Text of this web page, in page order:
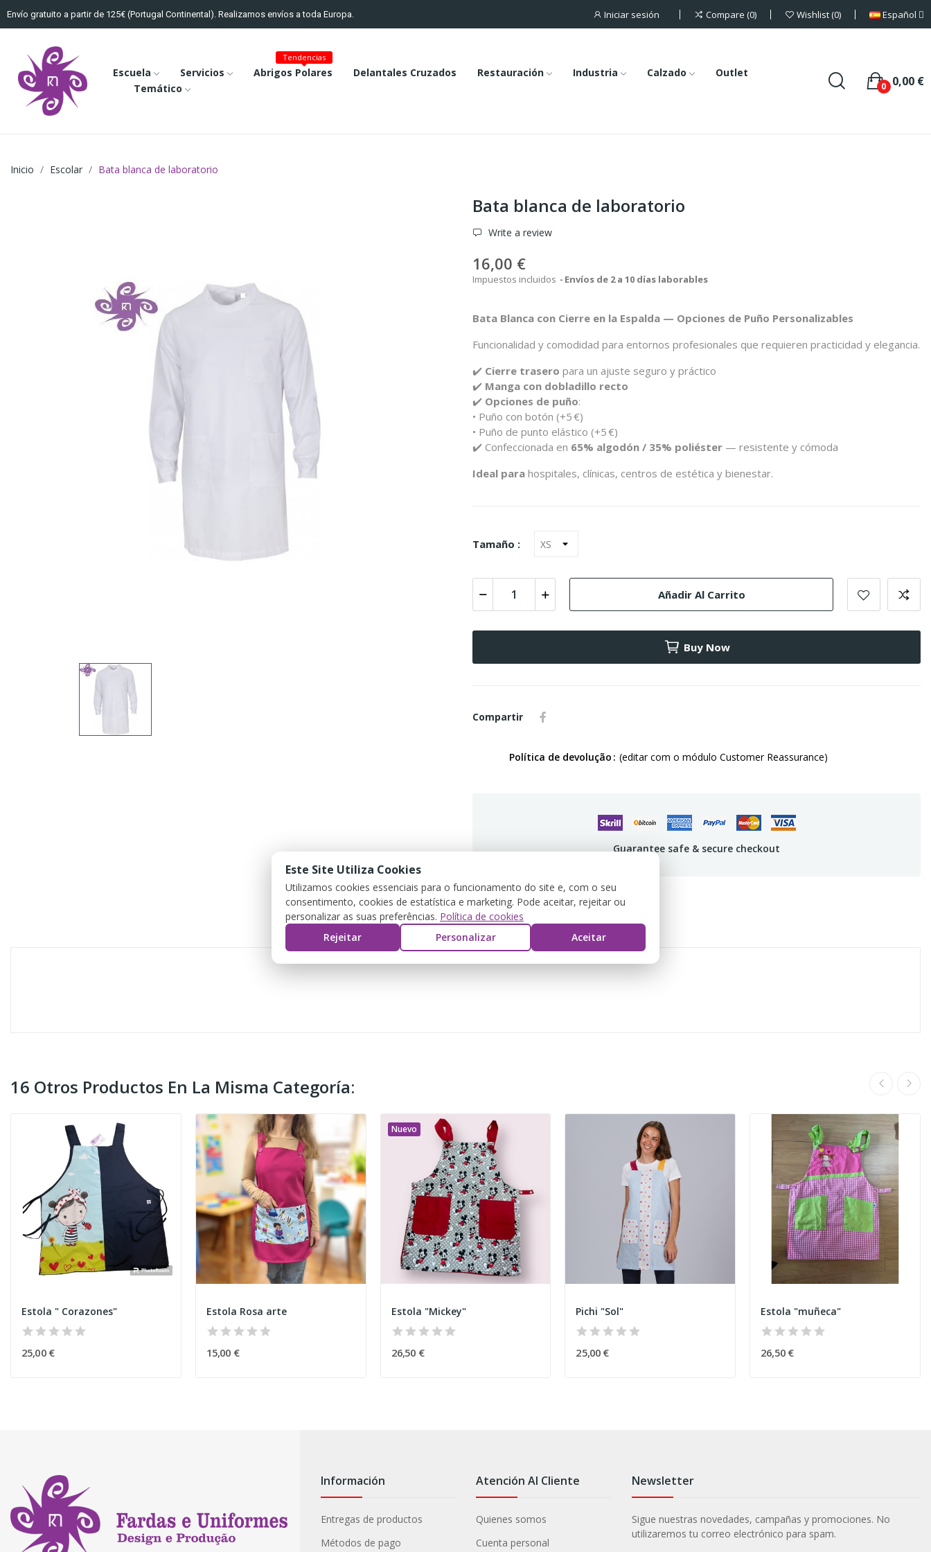
Envío gratuito a partir de 125€ (Portugal Continental). Realizamos envíos a toda Europa. Iniciar sesión Compare 0 Wishlist 0 Español
Escuela Servicios Abrigos Polares
Tendencias
Delantales Cruzados Restauración Industria Calzado
Outlet
Temático
0,00 €
0
Inicio Escolar Bata blanca de laboratorio
Bata blanca de laboratorio
Write a review
16,00 €
Impuestos incluidos Envíos de 2 a 10 días laborables
Bata Blanca con Cierre en la Espalda — Opciones de Puño Personalizables
Funcionalidad y comodidad para entornos profesionales que requieren practicidad y elegancia.
✔️ Cierre trasero para un ajuste seguro y práctico
✔️ Manga con dobladillo recto
✔️ Opciones de puño:
• Puño con botón (+5 €)
• Puño de punto elástico (+5 €)
✔️ Confeccionada en 65% algodón / 35% poliéster — resistente y cómoda
Ideal para hospitales, clínicas, centros de estética y bienestar.
Tamaño :
Añadir Al Carrito
Buy Now
Compartir
Política de devolução (editar com o módulo Customer Reassurance)
Guarantee safe & secure checkout
DESCRIPCIÓN DETALLES DEL PRODUCTO REVIEWS
16 Otros Productos En La Misma Categoría:
Estola " Corazones"
25,00 €
Estola Rosa arte
15,00 €
Nuevo
Estola "Mickey"
26,50 €
Pichi "Sol"
25,00 €
Estola "muñeca"
26,50 €
Información
Entregas de productos
Métodos de pago
Atención Al Cliente
Quienes somos
Cuenta personal
Newsletter
Sigue nuestras novedades, campañas y promociones. No
utilizaremos tu correo electrónico para spam.
Este Site Utiliza Cookies
Utilizamos cookies essenciais para o funcionamento do site e, com o seu
consentimento, cookies de estatística e marketing. Pode aceitar, rejeitar ou
personalizar as suas preferências. Política de cookies
Rejeitar
Personalizar Aceitar